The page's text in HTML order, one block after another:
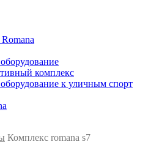
комплекс
к уличным спорт
Комплекс romana s7